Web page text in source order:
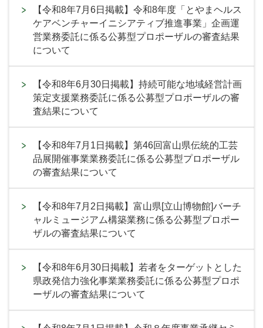
【令和8年7月6日掲載】令和8年度「とやまヘルス
ケアベンチャーイニシアティブ推進事業」企画運
営業務委託に係る公募型プロポーザルの審査結果
について
【令和8年6月30日掲載】持続可能な地域経営計画
策定支援業務委託に係る公募型プロポーザルの審
査結果について
【令和8年7月1日掲載】第46回富山県伝統的工芸
品展開催事業業務委託に係る公募型プロポーザル
の審査結果について
【令和8年7月2日掲載】富山県[立山博物館]バーチ
ャルミュージアム構築業務に係る公募型プロポー
ザルの審査結果について
【令和8年6月30日掲載】若者をターゲットとした
県政発信力強化事業業務委託に係る公募型プロポ
ーザルの審査結果について